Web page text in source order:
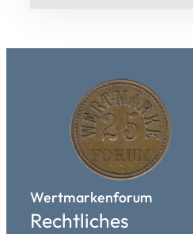
Wertmarkenforum
Rechtliches